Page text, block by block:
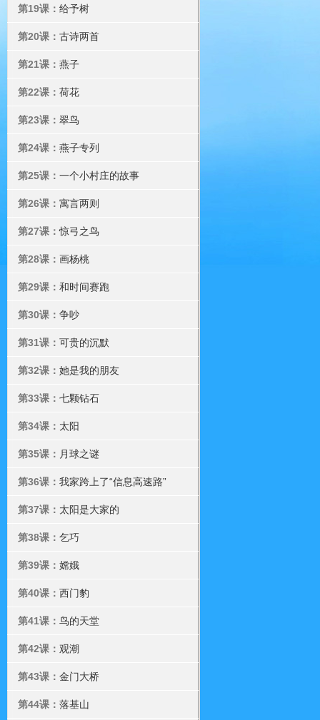
第19课： 给予树
第20课： 古诗两首
第21课： 燕子
第22课： 荷花
第23课： 翠鸟
第24课： 燕子专列
第25课： 一个小村庄的故事
第26课： 寓言两则
第27课：惊弓之鸟
第28课： 画杨桃
第29课： 和时间赛跑
第30课： 争吵
第31课： 可贵的沉默
第32课： 她是我的朋友
第33课： 七颗钻石
第34课： 太阳
第35课： 月球之谜
第36课： 我家跨上了“信息高速路”
第37课： 太阳是大家的
第38课： 乞巧
第39课： 嫦娥
第40课： 西门豹
第41课： 鸟的天堂
第42课： 观潮
第43课： 金门大桥
第44课： 落基山